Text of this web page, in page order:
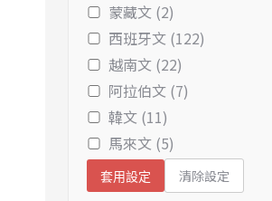
蒙藏文 (2)
西班牙文 (122)
越南文 (22)
阿拉伯文 (7)
韓文 (11)
馬來文 (5)
套用設定 清除設定